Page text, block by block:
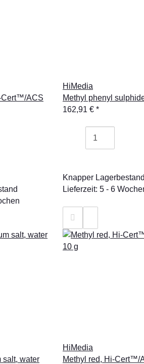
Cert™/ACS
HiMedia
Methyl phenyl
162,91 € *
Knapper Lagerbestand
Lieferzeit: 5 - 6
salt, water
HiMedia
Methyl red, Hi-Cert™/